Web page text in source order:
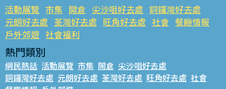
活動展覽 市集 開倉 尖沙咀好去處 銅鑼灣好去處
元朗好去處 荃灣好去處 旺角好去處 社會 餐廳情報
戶外郊遊 社會福利
熱門類別
網民熱話 活動展覽 市集 開倉 尖沙咀好去處
銅鑼灣好去處 元朗好去處 荃灣好去處 旺角好去處 社會